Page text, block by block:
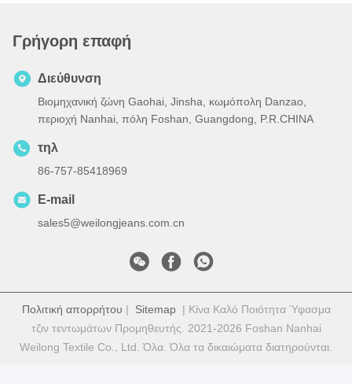
Γρήγορη επαφή
Διεύθυνση
Βιομηχανική ζώνη Gaohai, Jinsha, κωμόπολη Danzao,
περιοχή Nanhai, πόλη Foshan, Guangdong, P.R.CHINA
τηλ
86-757-85418969
E-mail
sales5@weilongjeans.com.cn
Πολιτική απορρήτου | Sitemap| Κίνα Καλό Ποιότητα Ύφασμα
τζιν τεντωμάτων Προμηθευτής. 2021-2026 Foshan Nanhai
Weilong Textile Co., Ltd. Όλα. Όλα τα δικαιώματα διατηρούνται.